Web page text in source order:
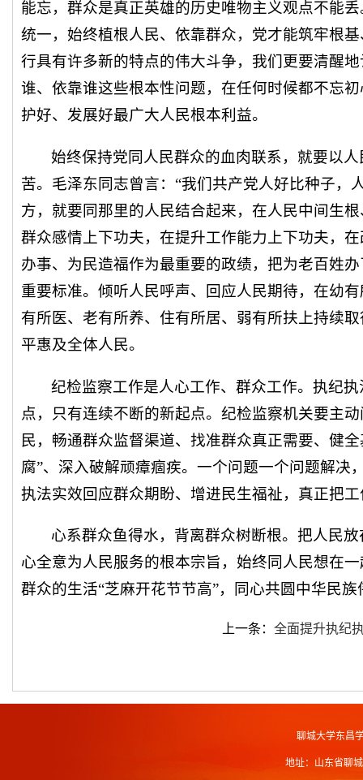
能忘，群众是真正英雄的历史唯物主义观点不能
统一，始终植根人民、依靠群众，党才能筑牢根
行具有许多新的特点的伟大斗争，我们更要清醒
谁、依靠谁这些根本性问题，在任何时候都不忘
护好、发展好最广大人民根本利益。
始终保持党同人民群众的血肉联系，就要以
苦。毛泽东同志曾言：“我们共产党人好比种子，
方，就要同那里的人民结合起来，在人民中间生
群众感情上下功夫，在提升工作能力上下功夫，
办事、为民造福作为最重要的政绩，把为老百姓
重要标准。倾听人民呼声、回应人民期待，在幼
有所医、老有所养、住有所居、弱有所扶上持续
平惠及全体人民。
纪检监察工作是人心工作、群众工作。执纪
点，只有连续不断的新起点。纪检监察机关要主
民，畅通群众监督渠道、找准群众真正需要、健
腐”、深入破解顽瘴痼疾。一个问题一个问题解决
执法实效回应群众期盼、增进民生福祉，真正把
心系群众鱼得水，背离群众树断根。把人民
心全意为人民服务的根本宗旨，始终同人民想在
群众的生活“芝麻开花节节高”，同心共圆中华民
上一条： 全面提升执纪
聊城大学东昌
地址：山东省聊